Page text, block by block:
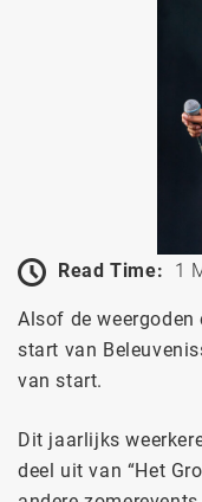
Read Time: 1
Alsof de
start van
van start.
Dit jaarlijks
deel uit van “Het